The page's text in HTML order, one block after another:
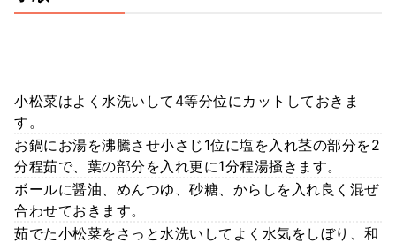
小松菜はよく水洗いして4等分位にカットしておきま
す。
お鍋にお湯を沸騰させ小さじ1位に塩を入れ茎の部分を2
分程茹で、葉の部分を入れ更に1分程湯掻きます。
ボールに醤油、めんつゆ、砂糖、からしを入れ良く混ぜ
合わせておきます。
茹でた小松菜をさっと水洗いしてよく水気をしぼり、和